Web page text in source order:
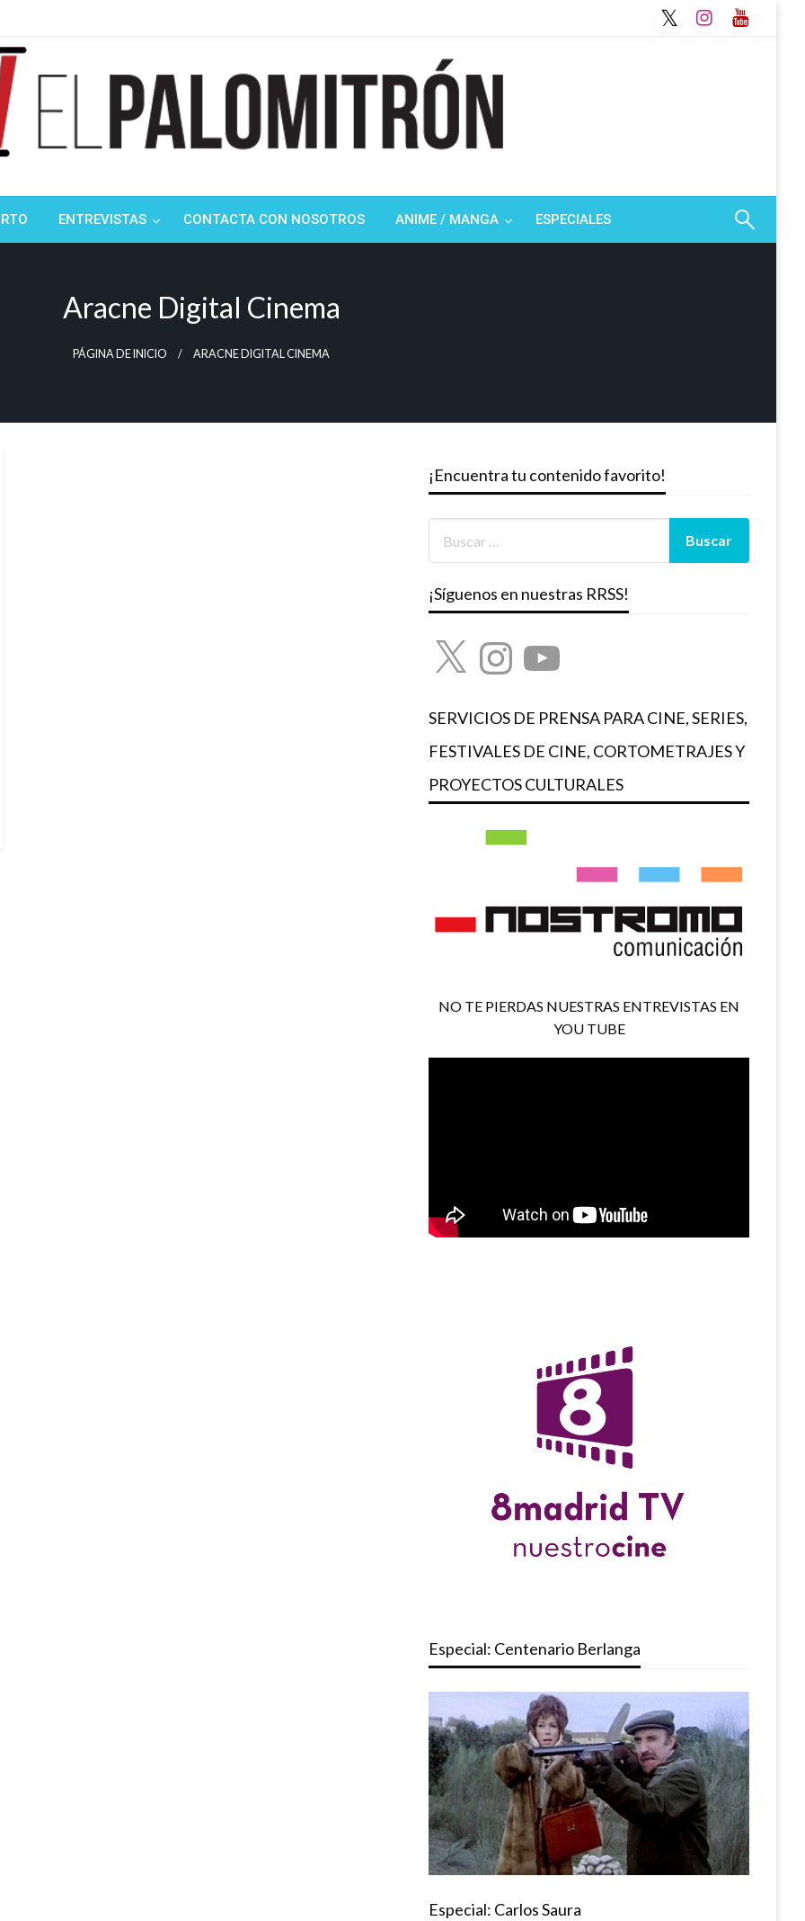
ENTREVISTAS CONTACTA CON NOSOTROS ANIME / MANGA ESPECIALES
Aracne Digital Cinema
PÁGINA DE INICIO ARACNE DIGITAL CINEMA
¡Encuentra tu contenido favorito!
¡Síguenos en nuestras RRSS!
X InstagramYouTube
SERVICIOS DE PRENSA PARA CINE, SERIES,
FESTIVALES DE CINE, CORTOMETRAJES Y
PROYECTOS CULTURALES
NO TE PIERDAS NUESTRAS ENTREVISTAS EN
YOU TUBE
Especial: Centenario Berlanga
Especial: Carlos Saura